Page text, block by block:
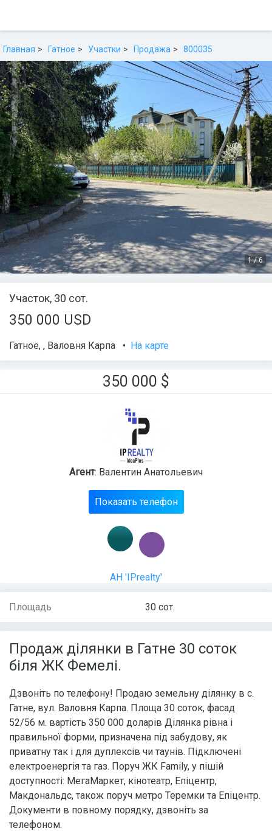
Главная Гатное Участки Продажа 800035
1/6
Участок, 30 сот.
350 000 USD
Гатное, , Валовня Карпа • На карте
350 000 $
Агент: Валентин Анатольевич
Показать телефон
АН 'IPrealty'
Площадь 30 сот.
Продаж ділянки в Гатне 30 соток
біля ЖК Фемелі.
Дзвоніть по телефону! Продаю земельну ділянку в с.
Гатне, вул. Валовня Карпа. Площа 30 соток, фасад
52/56 м. вартість 350 000 доларів Ділянка рівна і
правильної форми, призначена під забудову, як
приватну так і для дуплексів чи таунів. Підключені
електроенергія та газ. Поруч ЖК Family, у пішій
доступності: МегаМаркет, кінотеатр, Епіцентр,
Макдональдс, також поруч метро Теремки та Епіцентр.
Документи в повному порядку, дзвоніть за
телефоном.